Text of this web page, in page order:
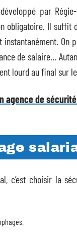
par
Il suffit
On
de salaire…
lourd au final sur
agence de
c’est choisir la